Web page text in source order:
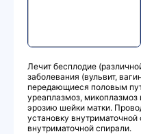
Лечит бесплодие
заболевания (вульвит,
передающиеся половым
уреаплазмоз, микоплазмоз
эрозию шейки матки.
установку внутриматочной
внутриматочной спирали.